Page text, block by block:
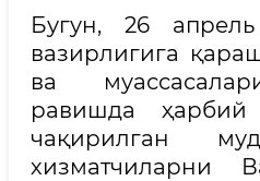
Бугун, 26
вазирлигига
ва
равишда ҳарбий
чақирилган
хизматчиларни